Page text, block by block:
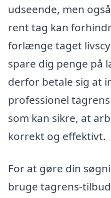
udseende, men
rent tag kan
forlænge taget
spare dig penge på
derfor betale sig at
professionel
som kan sikre, at
korrekt og effektivt.
For at gøre din
bruge tagrens-